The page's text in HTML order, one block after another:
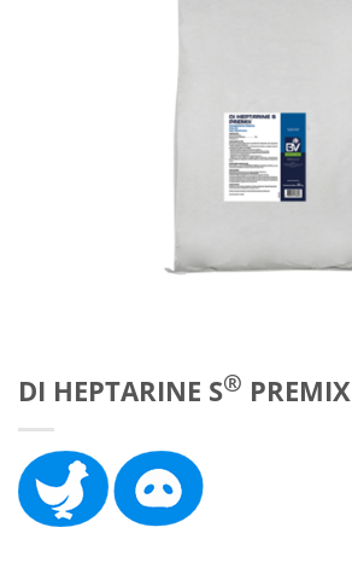
DI HEPTARINE S® PREMIX